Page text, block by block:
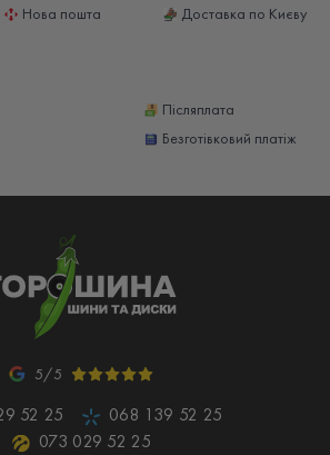
Нова пошта Доставка по Києву
Післяплата
Безготівковий платіж
5/5
52 25
068 139 52 25
073 029 52 25